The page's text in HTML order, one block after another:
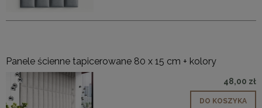
Panele ścienne tapicerowane 80 x 15 cm + kolory
48,00 zł
DO KOSZYKA